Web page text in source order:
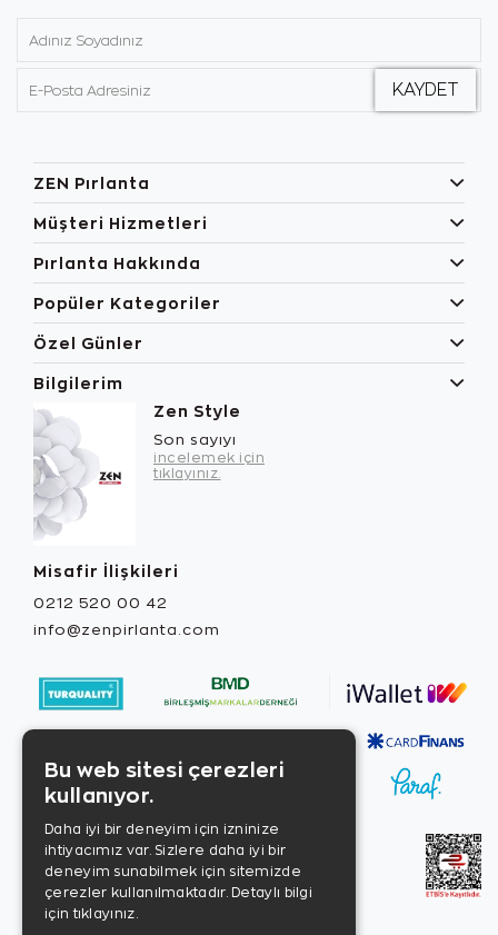
ZEN Pırlanta
Müşteri Hizmetleri
Pırlanta Hakkında
Popüler Kategoriler
Özel Günler
Bilgilerim
Zen Style
Son sayıyı
incelemek için
tıklayınız.
Misafir İlişkileri
0212 520 00 42
info@zenpirlanta.com
Bu web sitesi çerezleri
kullanıyor.
Daha iyi bir deneyim için izninize
ihtiyacımız var. Sizlere daha iyi bir
deneyim sunabilmek için sitemizde
çerezler kullanılmaktadır. Detaylı bilgi
için tıklayınız.